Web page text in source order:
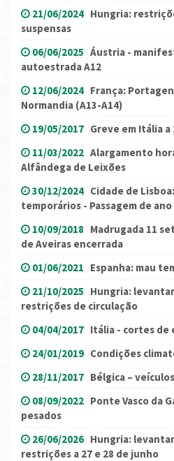
21/06/2024 Hungria:
suspensas
06/06/2025 Áustria -
autoestrada A12
12/06/2024 França:
Normandia (A13-A14)
19/05/2017 Greve em Itália a
11/03/2022 Alargamento
Alfândega de Leixões
30/12/2024 Cidade de
temporários - Passagem de ano
10/09/2018 Madrugada 11
de Aveiras encerrada
01/06/2021 Espanha: mau
21/10/2025 Hungria:
restrições de circulação
04/04/2017 Itália - cortes de
24/01/2019 Condições
28/11/2017 Bélgica –
08/09/2022 Ponte Vasco da
pesados
26/06/2026 Hungria:
restrições a 27 e 28 de junho